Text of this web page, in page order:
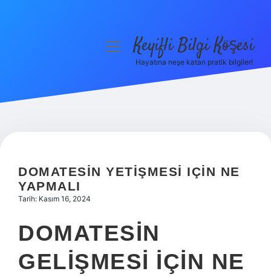
Hakkımızda
menüyüKeyifli Bilgi Köşesi
Hayatına neşe katan pratik bilgiler!
DOMATESIN YETIŞMESI IÇIN NE
YAPMALI
Tarih: Kasım 16, 2024
DOMATESIN
GELIŞMESI IÇIN NE